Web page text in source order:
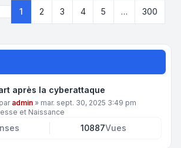
1 sur300
1 2 3 4 5 …
300
après la cyberattaque
admin » mar. sept. 30, 2025 3:49 pm
et Naissance
10887Vues